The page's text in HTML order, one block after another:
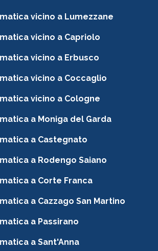
vicino a Lumezzane
vicino a Capriolo
vicino a Erbusco
vicino a Coccaglio
vicino a Cologne
a Moniga del Garda
a Castegnato
a Rodengo Saiano
a Corte Franca
a Cazzago San Martino
a Passirano
a Sant'Anna